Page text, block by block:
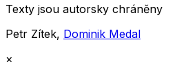
Texty jsou autorsky chráněny
Petr Zítek, Dominik Medal
×